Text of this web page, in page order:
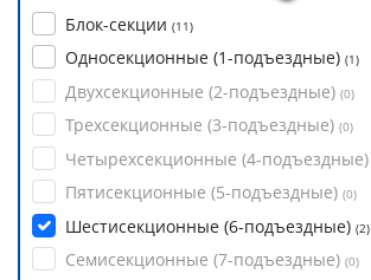
Блок-секции (11)
Односекционные (1-подъездные) (1)
Двухсекционные (2-подъездные) (0)
Трехсекционные (3-подъездные) (0)
Четырехсекционные (4-подъездные)
Пятисекционные (5-подъездные) (0)
Шестисекционные (6-подъездные) (2)
Семисекционные (7-подъездные) (0)